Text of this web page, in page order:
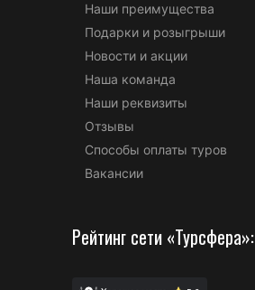
Наши преимущества
Подарки и розыгрыши
Новости и акции
Наша команда
Наши реквизиты
Отзывы
Способы оплаты туров
Вакансии
Рейтинг сети «Турсфера»: